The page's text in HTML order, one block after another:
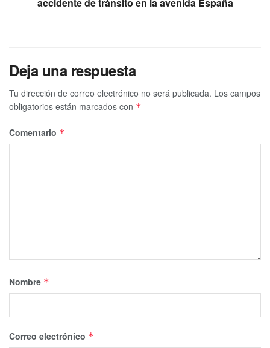
Deja una respuesta
Tu dirección de correo electrónico no será publicada. Los campos
obligatorios están marcados con *
Comentario *
Nombre *
Correo electrónico *